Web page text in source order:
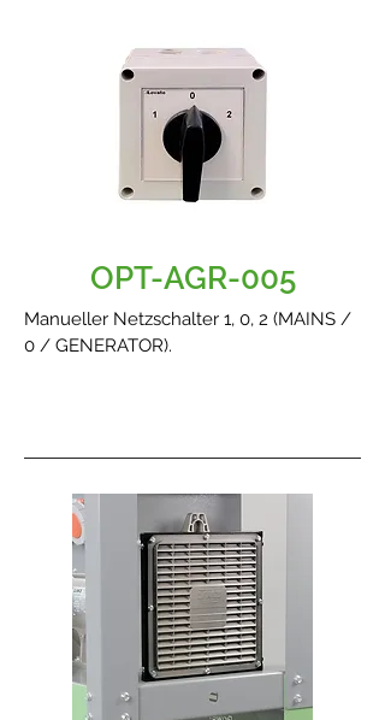
OPT-AGR-005
Manueller Netzschalter 1, 0, 2 (MAINS /
0 / GENERATOR).